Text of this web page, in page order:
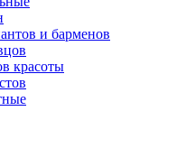
и барменов
красоты